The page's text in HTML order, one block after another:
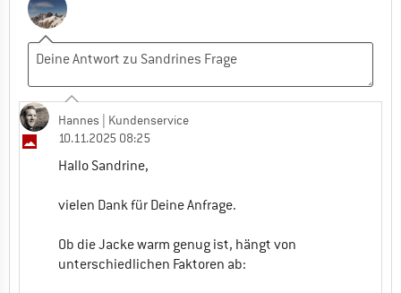
Hannes | Kundenservice
10.11.2025 08:25
Hallo Sandrine,
vielen Dank für Deine Anfrage.
Ob die Jacke warm genug ist, hängt von
unterschiedlichen Faktoren ab: